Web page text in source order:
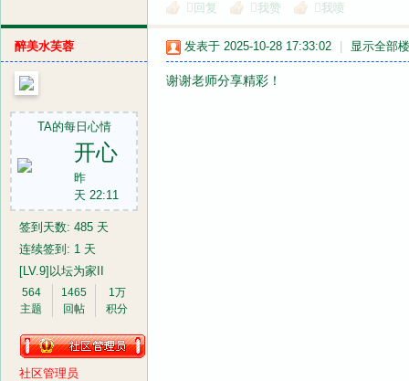
回复 我赞 我喷
醉美水芙蓉
TA的每日心情
开心
昨
天 22:11
签到天数: 485 天
连续签到: 1 天
[LV.9]以坛为家II
564
主题
1465
回帖
1万
积分
社区管理员
发表于 2025-10-28 17:33:02 显示全部
谢谢老师分享精彩！